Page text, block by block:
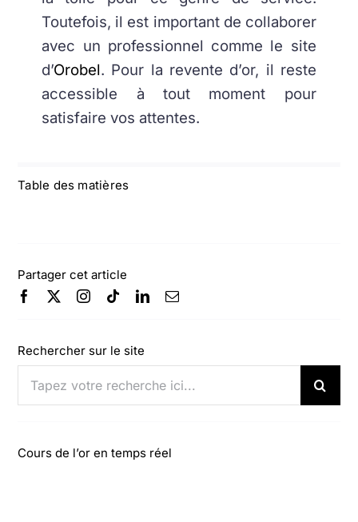
Table des matières
Partager cet article
Rechercher sur le site
Cours de l’or en temps réel
Toutefois, il est important de collaborer
avec un professionnel comme le site
d’Orobel. Pour la revente d’or, il reste
accessible à tout moment pour
satisfaire vos attentes.